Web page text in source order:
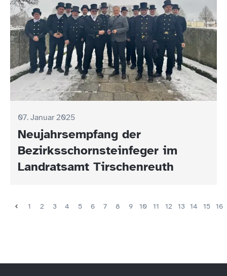
07. Januar 2025
Neujahrsempfang der
Bezirksschornsteinfeger im
Landratsamt Tirschenreuth
1 2 3 4 5 6 7 8 9 10 11 12 13 14 15 16